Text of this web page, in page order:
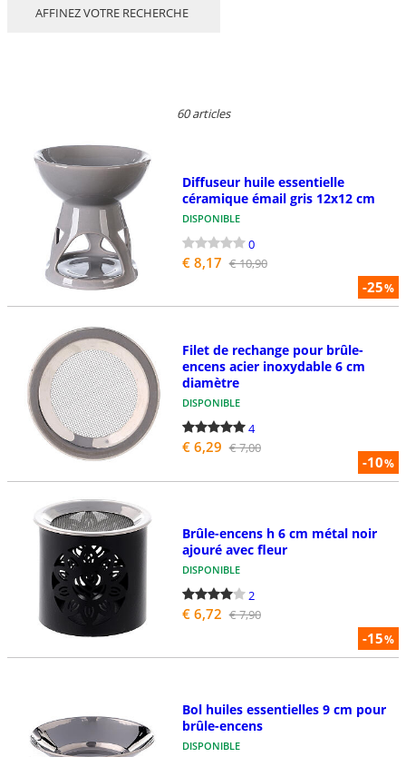
AFFINEZ VOTRE RECHERCHE
60 articles
-25%
Diffuseur huile essentielle
céramique émail gris 12x12 cm
DISPONIBLE
0
€ 8,17 € 10,90
-10%
Filet de rechange pour brûle-
encens acier inoxydable 6 cm
diamètre
DISPONIBLE
4
€ 6,29 € 7,00
-15%
Brûle-encens h 6 cm métal noir
ajouré avec fleur
DISPONIBLE
2
€ 6,72 € 7,90
Bol huiles essentielles 9 cm pour
brûle-encens
DISPONIBLE